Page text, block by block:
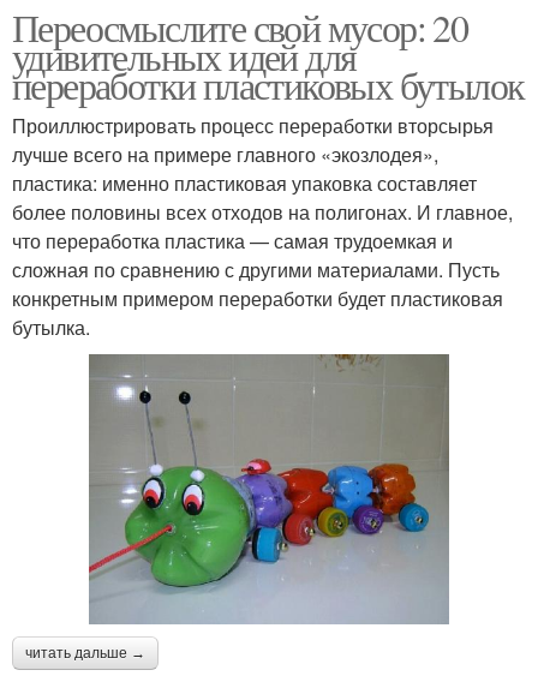
Переосмыслите свой мусор: 20
удивительных идей для
переработки пластиковых бутылок
Проиллюстрировать процесс переработки вторсырья
лучше всего на примере главного «экозлодея»,
пластика: именно пластиковая упаковка составляет
более половины всех отходов на полигонах. И главное,
что переработка пластика — самая трудоемкая и
сложная по сравнению с другими материалами. Пусть
конкретным примером переработки будет пластиковая
бутылка.
читать дальше →